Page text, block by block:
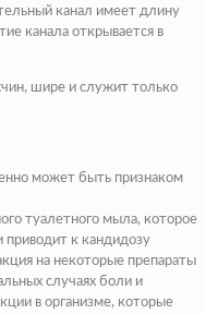
канал имеет длину
канала открывается в
шире и служит только
может быть признаком
туалетного мыла, которое
к кандидозу
на некоторые препараты
случаях боли и
в организме, которые